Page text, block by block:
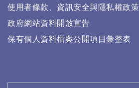
使用者條款、資訊安全與隱私權政策
政府網站資料開放宣告
保有個人資料檔案公開項目彙整表